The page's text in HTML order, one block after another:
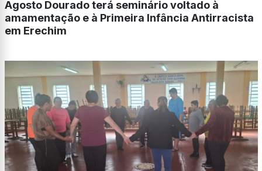
Agosto Dourado terá seminário voltado à
amamentação e à Primeira Infância Antirracista
em Erechim